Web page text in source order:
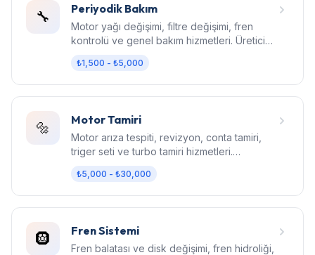
🔧 Periyodik Bakım
Motor yağı değişimi, filtre değişimi, fren
kontrolü ve genel bakım hizmetleri. Üretici
₺1,500 - ₺5,000
🔩 Motor Tamiri
Motor arıza tespiti, revizyon, conta tamiri,
triger seti ve turbo tamiri hizmetleri.
₺5,000 - ₺30,000
🛞 Fren Sistemi
Fren balatası ve disk değişimi, fren hidroliği,